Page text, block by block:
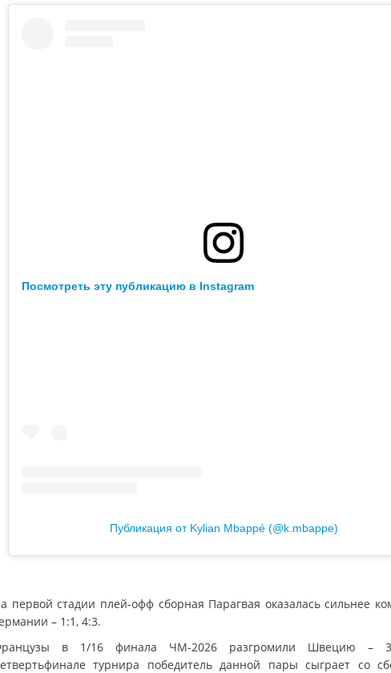
Посмотреть эту публикацию в Instagram
Публикация от Kylian Mbappé (@k.mbappe)
первой стадии плей-офф сборная Парагвая оказалась сильнее
– 1:1, 4:3.
в 1/16 финала ЧМ-2026 разгромили Швецию –
турнира победитель данной пары сыграет со